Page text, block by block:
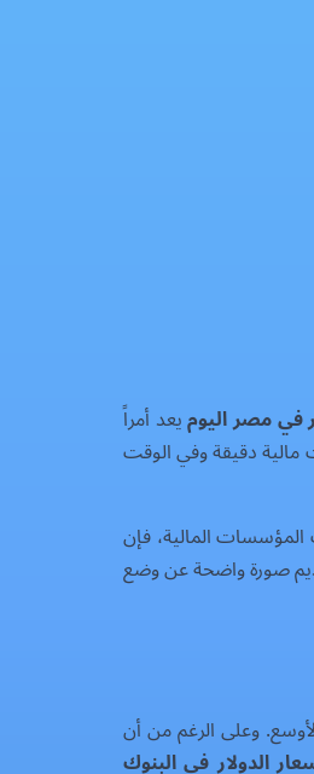
في مصر اليوميعد أمراً
مالية دقيقة وفي الوقت
المالية، فإن
البيانات من 26 بنكاً رئيسياً يعمل داخل مصر لتقديم صورة واضحة عن وضع
وعلى الرغم من أن
الدولار في البنوك